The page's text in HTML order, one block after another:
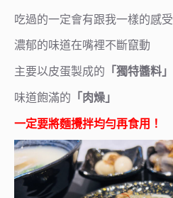
吃過的一定會有跟我一樣的感受
濃郁的味道在嘴裡不斷竄動
主要以皮蛋製成的 「獨特醬料」
味道飽滿的 「肉燥」
一定要將麵攪拌均勻再食用！